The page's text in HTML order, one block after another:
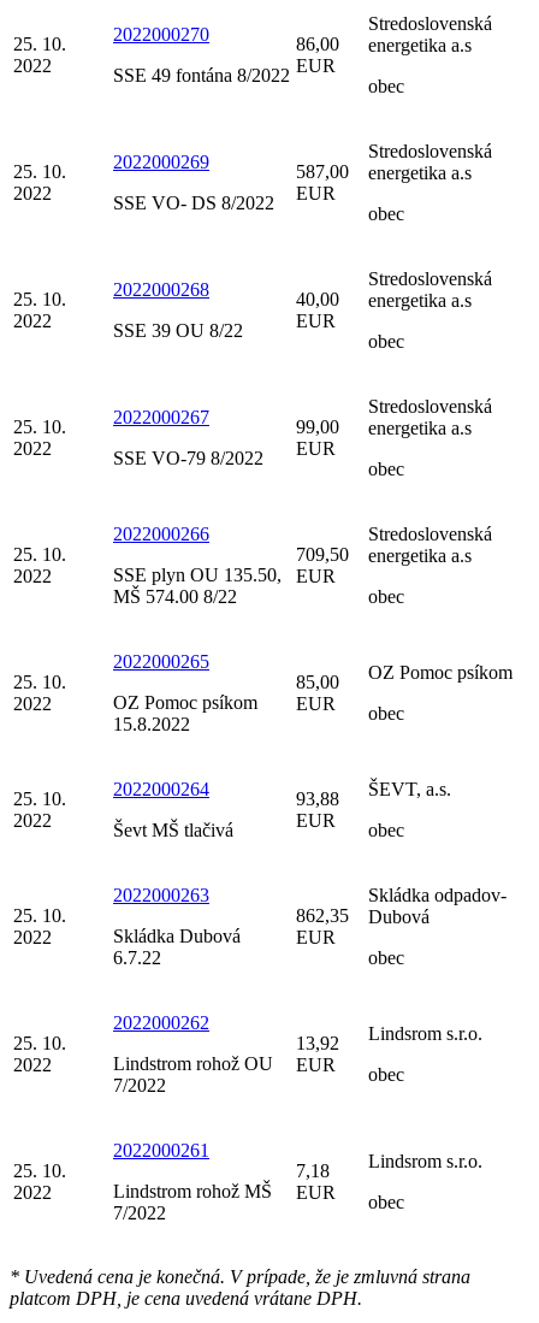
25. 10.
2022
2022000270
SSE 49 fontána 8/2022
86,00
EUR
Stredoslovenská
energetika a.s
obec
25. 10.
2022
2022000269
SSE VO- DS 8/2022
587,00
EUR
Stredoslovenská
energetika a.s
obec
25. 10.
2022
2022000268
SSE 39 OU 8/22
40,00
EUR
Stredoslovenská
energetika a.s
obec
25. 10.
2022
2022000267
SSE VO-79 8/2022
99,00
EUR
Stredoslovenská
energetika a.s
obec
25. 10.
2022
2022000266
SSE plyn OU 135.50,
MŠ 574.00 8/22
709,50
EUR
Stredoslovenská
energetika a.s
obec
25. 10.
2022
2022000265
OZ Pomoc psíkom
15.8.2022
85,00
EUR
OZ Pomoc psíkom
obec
25. 10.
2022
2022000264
Ševt MŠ tlačivá
93,88
EUR
ŠEVT, a.s.
obec
25. 10.
2022
2022000263
Skládka Dubová
6.7.22
862,35
EUR
Skládka odpadov-
Dubová
obec
25. 10.
2022
2022000262
Lindstrom rohož OU
7/2022
13,92
EUR
Lindsrom s.r.o.
obec
25. 10.
2022
2022000261
Lindstrom rohož MŠ
7/2022
7,18
EUR
Lindsrom s.r.o.
obec
* Uvedená cena je konečná. V prípade, že je zmluvná strana
platcom DPH, je cena uvedená vrátane DPH.